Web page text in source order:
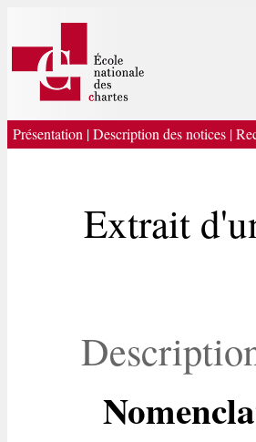
Présentation |Description des notices |
Extrait